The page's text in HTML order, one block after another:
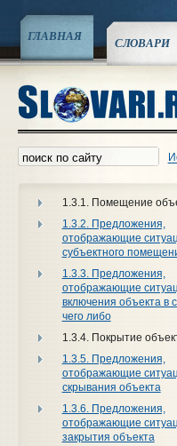
ГЛАВНАЯ СЛОВАРИ
1.3.1. Помещение
1.3.2. Предложения,
отображающие
субъектного
1.3.3. Предложения,
отображающие
включения объекта в
чего либо
1.3.4. Покрытие
1.3.5. Предложения,
отображающие
скрывания объекта
1.3.6. Предложения,
отображающие
закрытия объекта